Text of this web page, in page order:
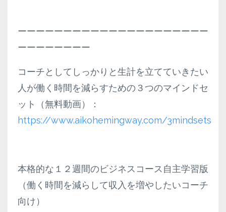
ーーーーーーーーーーーーーーーーーーーーー
ーーーーーーーー
コーチとしてしっかりと生計を立てていきたい
人が働く時間を減らすための３つのマインドセ
ット（無料動画）：
https://www.aikohemingway.com/3mindsets
本格的な１２週間のビジネスコース自主学習版
（働く時間を減らして収入を増やしたいコーチ
向け）